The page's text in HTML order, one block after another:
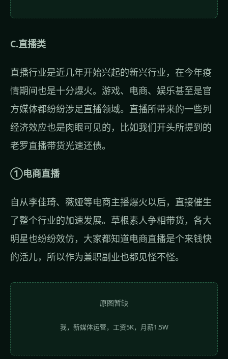
C.直播类
直播行业是近几年开始兴起的新兴行业，在今年疫
情期间也是十分爆火。游戏、电商、娱乐甚至是官
方媒体都纷纷涉足直播领域。直播所带来的一些列
经济效应也是肉眼可见的，比如我们开头所提到的
老罗直播带货光速还债。
①电商直播
自从李佳琦、薇娅等电商主播爆火以后，直接催生
了整个行业的加速发展。草根素人争相带货，各大
明星也纷纷效仿，大家都知道电商直播是个来钱快
的活儿，所以作为兼职副业也都见怪不怪。
原图暂缺
我，新媒体运营，工资5K，月薪1.5W